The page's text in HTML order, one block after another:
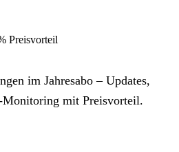
Preisvorteil
im Jahresabo – Updates,
mit Preisvorteil.